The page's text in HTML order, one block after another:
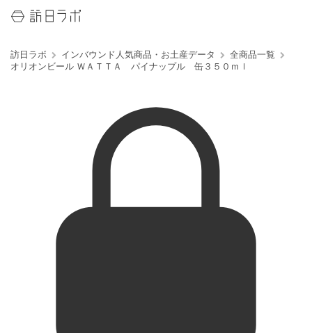
訪日ラボ インバウンド人気商品・お土産データ
全商品一覧
オリオンビール ＷＡＴＴＡ パイナップル 缶３５０ｍｌ